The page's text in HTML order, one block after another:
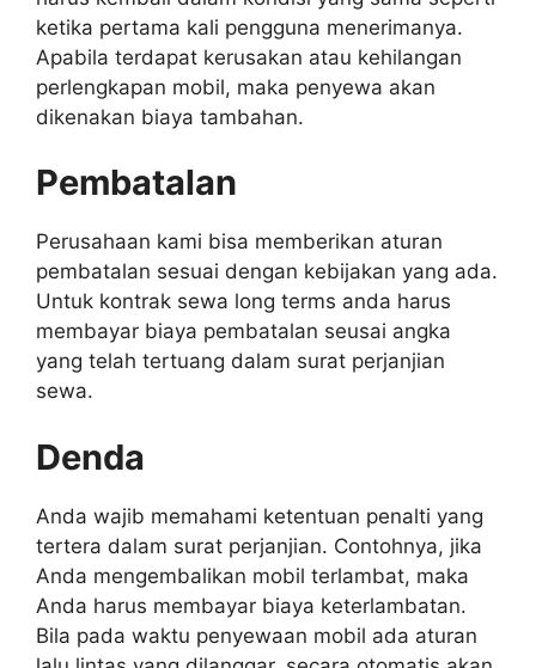
ketika pertama kali pengguna menerimanya.
Apabila terdapat kerusakan atau kehilangan
perlengkapan mobil, maka penyewa akan
dikenakan biaya tambahan.
Pembatalan
Perusahaan kami bisa memberikan aturan
pembatalan sesuai dengan kebijakan yang ada.
Untuk kontrak sewa long terms anda harus
membayar biaya pembatalan seusai angka
yang telah tertuang dalam surat perjanjian
sewa.
Denda
Anda wajib memahami ketentuan penalti yang
tertera dalam surat perjanjian. Contohnya, jika
Anda mengembalikan mobil terlambat, maka
Anda harus membayar biaya keterlambatan.
Bila pada waktu penyewaan mobil ada aturan